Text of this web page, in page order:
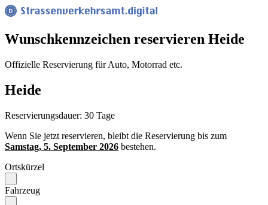
Wunsch­kennzeichen reservieren Heide
Offizielle Reservierung für Auto, Motorrad etc.
Heide
Reservierungsdauer: 30 Tage
Wenn Sie jetzt reservieren, bleibt die Reservierung bis zum
Samstag, 5. September 2026 bestehen.
Ortskürzel
Fahrzeug